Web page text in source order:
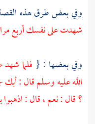
وفي بعض طرق هذه
شهدت على نفسك أربع
وفي بعضها : { فلما
الله عليه وسلم قال :
؟ قال : نعم ، قال : اذهبوا